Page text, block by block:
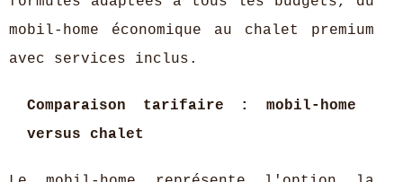
mobil-home économique au chalet premium
avec services inclus.
Comparaison tarifaire : mobil-home
versus chalet